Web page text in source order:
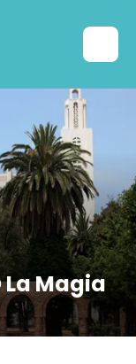
La Magia